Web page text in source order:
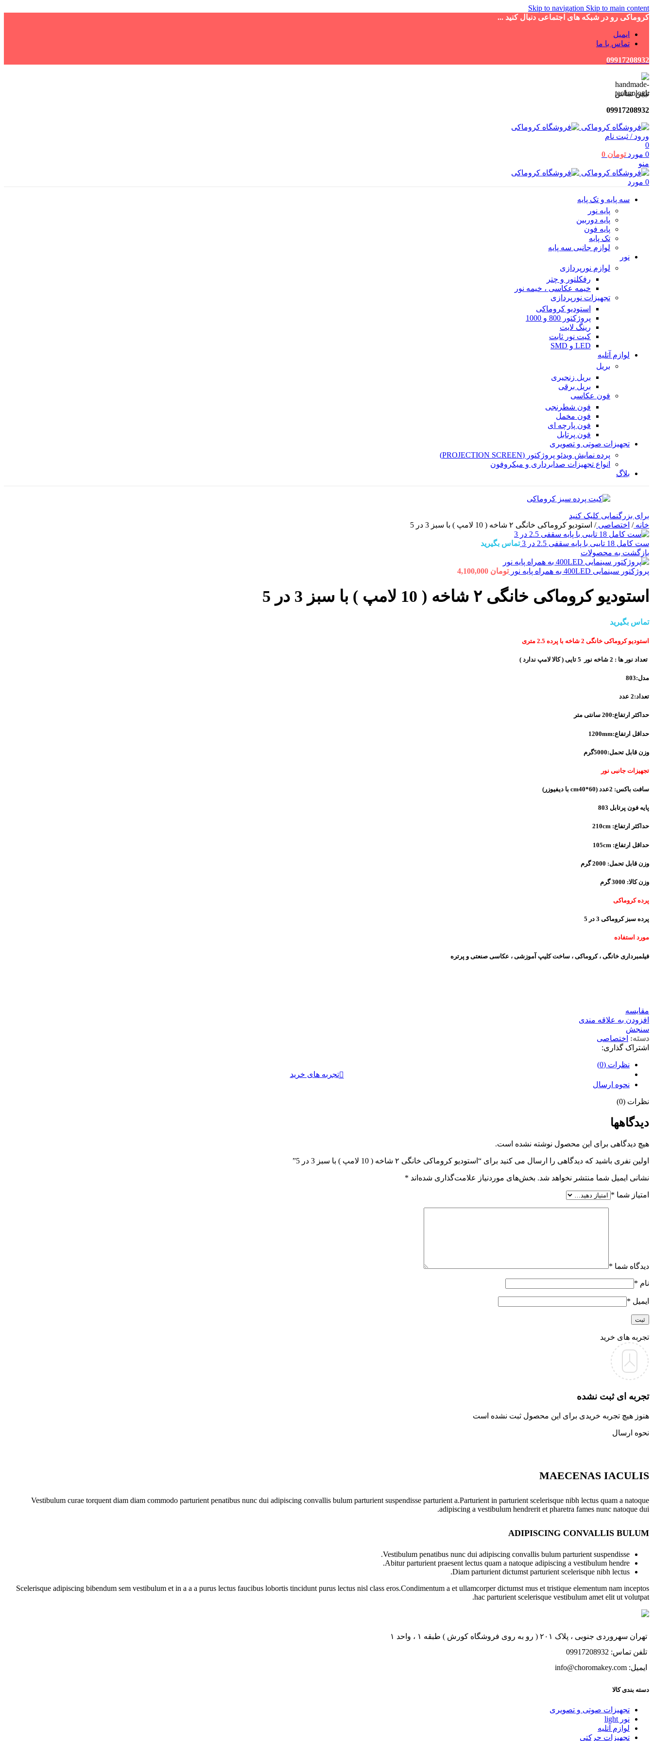
Skip to navigation Skip to main content
کروماکی رو در شبکه های اجتماعی دنبال کنید ...
ایمیل
تماس با ما
09917208932
تلفن تماس
09917208932
ورود / ثبت نام
0
0 مورد تومان
منو
0 مورد
سه پایه و تک پایه
پایه نور
پایه دوربین
پایه فون
تک پایه
لوازم جانبی سه پایه
نور
لوازم نورپردازی
رفکلتور و چتر
خیمه عکاسی ، خیمه نور
تجهیزات نورپردازی
استودیو کروماکی
پروژکتور 800 و 1000
رینگ لایت
کیت نور ثابت
LED و SMD
لوازم آتلیه
بریل
بریل زنجیری
بریل برقی
فون عکاسی
فون شطرنجی
فون مخمل
فون پارچه ای
فون پرتابل
تجهیزات صوتی و تصویری
پرده نمایش ویدئو پروژکتور (PROJECTION SCREEN)
انواع تجهیزات صدابرداری و میکروفون
بلاگ
برای بزرگنمایی کلیک کنید
خانه/ اختصاصی/ استودیو کروماکی خانگی ۲ شاخه ( 10 لامپ ) با سبز 3 در 5
ست کامل 18 تاییی با پایه سقفی 2.5 در 3
تماس بگیرید
بازگشت به محصولات
پروژکتور سینمایی 400LED به همراه پایه نور تومان
استودیو کروماکی خانگی ۲ شاخه ( 10 لامپ ) با سبز 3 در 5
تماس بگیرید
استودیو کروماکی خانگی 2 شاخه با پرده 2.5 متری
تعداد نور ها : 2 شاخه نور 5 تایی ( کالا لامپ ندارد )
مدل:803
تعداد:2 عدد
حداکثر ارتفاع:200 سانتی متر
حداقل ارتفاع:1200mm
وزن قابل تحمل:5000گرم
تجهیزات جانبی نور
سافت باکس: 2عدد (60*cm40 با دیفیوزر)
پایه فون پرتابل 803
حداکثر ارتفاع: 210cm
حداقل ارتفاع: 105cm
وزن قابل تحمل: 2000 گرم
وزن کالا: 3000 گرم
پرده کروماکی
پرده سبز کروماکی 3 در 5
مورد استفاده
فیلمبرداری خانگی ، کروماکی ، ساخت کلیپ آموزشی ، عکاسی صنعتی و پرتره
مقايسه
افزودن به علاقه مندی
سنجش
دسته: اختصاصی
اشتراک گذاری:
نظرات (0)
تجربه های خرید
نحوه ارسال
نظرات (0)
دیدگاهها
هیچ دیدگاهی برای این محصول نوشته نشده است.
اولین نفری باشید که دیدگاهی را ارسال می کنید برای “استودیو کروماکی خانگی ۲ شاخه ( 10 لامپ ) با سبز 3 در 5”
نشانی ایمیل شما منتشر نخواهد شد. بخش‌های موردنیاز علامت‌گذاری شده‌اند *
امتیاز شما *
دیدگاه شما *
نام *
ایمیل *
تجربه های خرید
تجربه ای ثبت نشده
هنوز هیچ تجربه خریدی برای این محصول ثبت نشده است
نحوه ارسال
MAECENAS IACULIS
Vestibulum curae torquent diam diam commodo parturient penatibus nunc dui adipiscing convallis bulum parturient suspendisse parturient a.Parturient in parturient scelerisque nibh lectus quam a natoque
adipiscing a vestibulum hendrerit et pharetra fames nunc natoque dui.
ADIPISCING CONVALLIS BULUM
Vestibulum penatibus nunc dui adipiscing convallis bulum parturient suspendisse.
Abitur parturient praesent lectus quam a natoque adipiscing a vestibulum hendre.
Diam parturient dictumst parturient scelerisque nibh lectus.
Scelerisque adipiscing bibendum sem vestibulum et in a a a purus lectus faucibus lobortis tincidunt purus lectus nisl class eros.Condimentum a et ullamcorper dictumst mus et tristique elementum nam inceptos
hac parturient scelerisque vestibulum amet elit ut volutpat.
تهران سهروردی جنوبی ، پلاک ۲۰۱ ( رو به روی فروشگاه کورش ) طبقه ۱ ، واحد ۱
تلفن تماس: 09917208932
ایمیل: info@choromakey.com
دسته بندی کالا
تجهیزات صوتی و تصویری
نور light
لوازم آتلیه
تجهیزات حرکتی